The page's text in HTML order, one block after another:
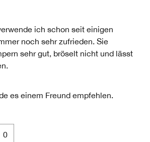
ich schon seit einigen
noch sehr zufrieden. Sie
sehr gut, bröselt nicht und lässt
es einem Freund empfehlen.
0